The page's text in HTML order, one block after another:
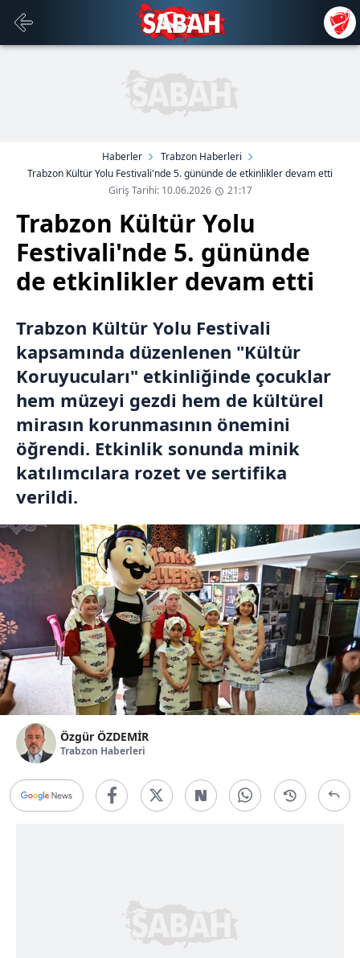
Haberler
Trabzon Haberleri
Trabzon Kültür Yolu Festivali'nde 5. gününde de etkinlikler devam etti
Giriş Tarihi: 10.06.2026
21:17
Trabzon Kültür Yolu
Festivali'nde 5. gününde
de etkinlikler devam etti
Trabzon Kültür Yolu Festivali
kapsamında düzenlenen "Kültür
Koruyucuları" etkinliğinde çocuklar
hem müzeyi gezdi hem de kültürel
mirasın korunmasının önemini
öğrendi. Etkinlik sonunda minik
katılımcılara rozet ve sertifika
verildi.
Özgür ÖZDEMİR
Trabzon Haberleri